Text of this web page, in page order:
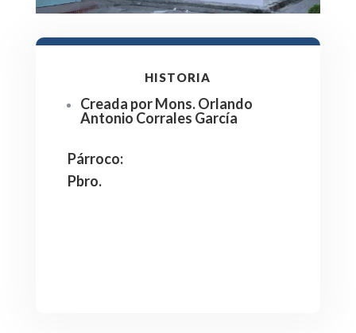
HISTORIA
Creada por Mons. Orlando
Antonio Corrales García
Párroco:
Pbro.